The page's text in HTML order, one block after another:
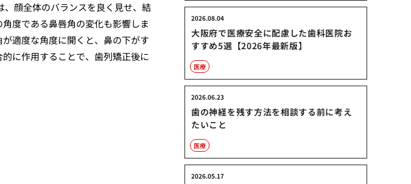
、顔全体のバランスを良く見せ、結
度である鼻唇角の変化も影響しま
適度な角度に開くと、鼻の下がす
に作用することで、歯列矯正後に
大阪府で医療安全に配慮した歯科医院お
すすめ5選【2026年最新版】
2026.08.04
医療
歯の神経を残す方法を相談する前に考え
たいこと
2026.06.23
医療
2026.05.17